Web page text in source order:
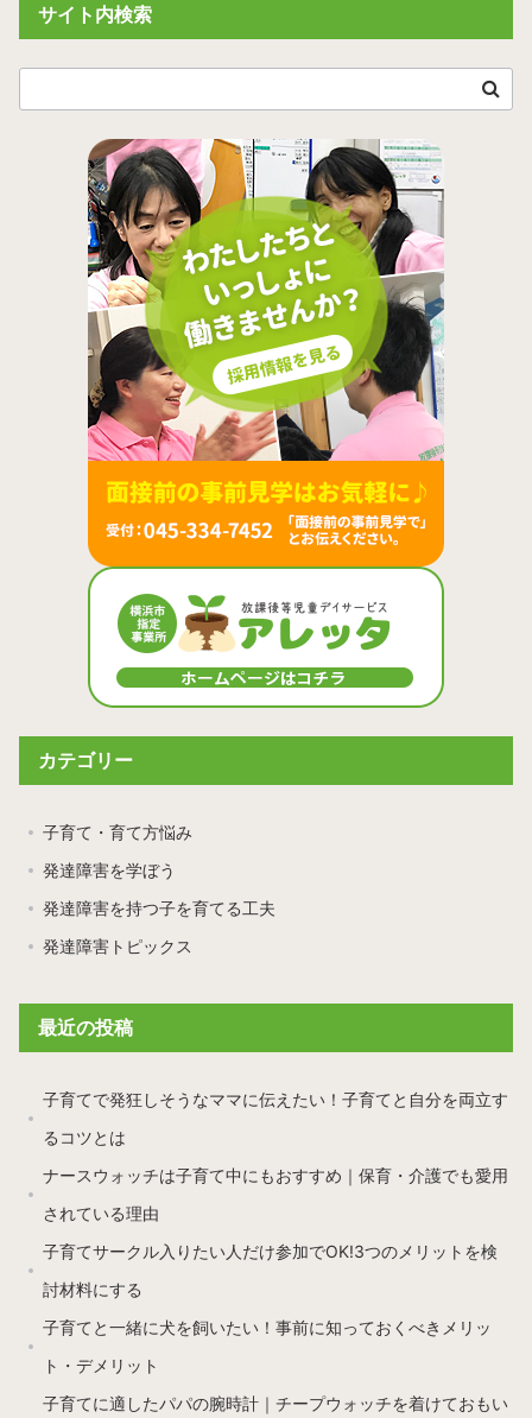
サイト内検索
カテゴリー
子育て・育て方悩み
発達障害を学ぼう
発達障害を持つ子を育てる工夫
発達障害トピックス
最近の投稿
子育てで発狂しそうなママに伝えたい！子育てと自分を両立す
るコツとは
ナースウォッチは子育て中にもおすすめ｜保育・介護でも愛用
されている理由
子育てサークル入りたい人だけ参加でOK!3つのメリットを検
討材料にする
子育てと一緒に犬を飼いたい！事前に知っておくべきメリッ
ト・デメリット
子育てに適したパパの腕時計｜チープウォッチを着けておもい